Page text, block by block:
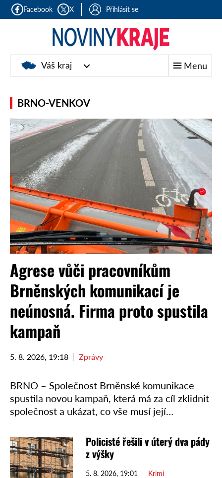
Facebook X Přihlásit se
Noviny
kraje
Váš kraj Menu
BRNO-VENKOV
Agrese vůči pracovníkům
Brněnských komunikací je
neúnosná. Firma proto spustila
kampaň
5. 8. 2026, 19:18 Zprávy
BRNO – Společnost Brněnské komunikace
spustila novou kampaň, která má za cíl zklidnit
společnost a ukázat, co vše musí její
problémů není způsobena …Policisté řešili v úterý dva pády
z výšky
5. 8. 2026, 19:01 Krimi